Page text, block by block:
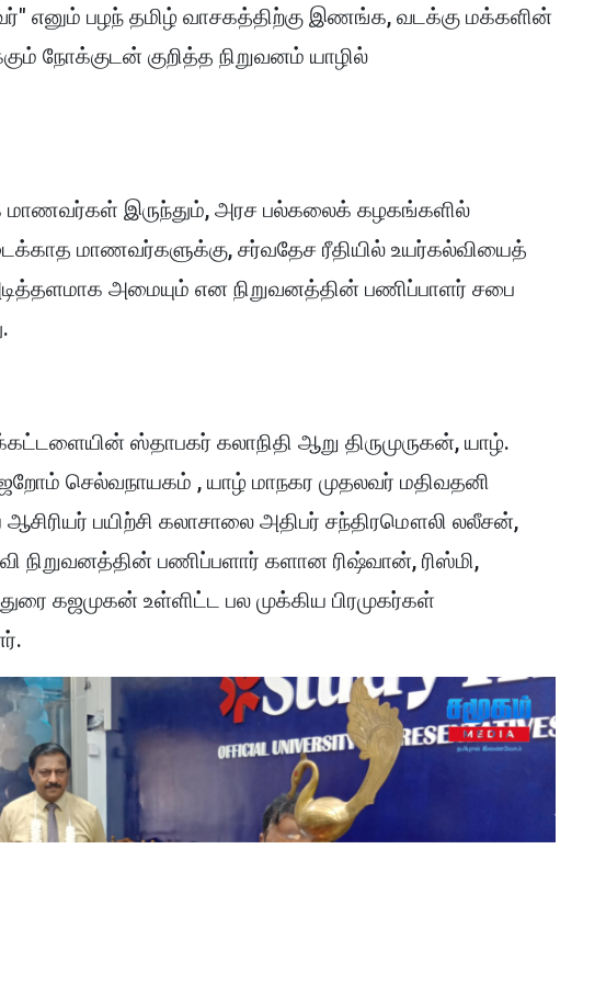
எனும் பழந் தமிழ் வாசகத்திற்கு இணங்க, வடக்கு மக்களின்
நோக்குடன் குறித்த நிறுவனம் யாழில்
மாணவர்கள் இருந்தும், அரச பல்கலைக் கழகங்களில்
மாணவர்களுக்கு, சர்வதேச ரீதியில் உயர்கல்வியைத்
அமையும் என நிறுவனத்தின் பணிப்பாளர் சபை
ஸ்தாபகர் கலாநிதி ஆறு திருமுருகன், யாழ்.
செல்வநாயகம் , யாழ் மாநகர முதலவர் மதிவதனி
பயிற்சி கலாசாலை அதிபர் சந்திரமௌலி லலீசன்,
நிறுவனத்தின் பணிப்பளார் களான ரிஷ்வான், ரிஸ்மி,
கஜமுகன் உள்ளிட்ட பல முக்கிய பிரமுகர்கள்